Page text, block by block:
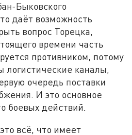
Быковского
даёт возможность
вопрос Торецка,
времени часть
противником, потому
логистические каналы,
очередь поставки
И это основное
боевых действий.
всё, что имеет